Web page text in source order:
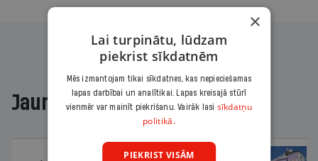
Jaunākajā žurnālā
×
Lai turpinātu, lūdzam
piekrist sīkdatnēm
Mēs izmantojam tikai sīkdatnes, kas nepieciešamas
lapas darbībai un analītikai. Lapas kreisajā stūrī
vienmēr var mainīt piekrišanu. Vairāk lasi sīkdatņu
politikā.
PIEKRIST VISĀM